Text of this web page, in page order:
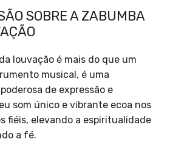
SOBRE A ZABUMBA
louvação é mais do que um
musical, é uma
de expressão e
som único e vibrante ecoa nos
fiéis, elevando a espiritualidade
a fé.